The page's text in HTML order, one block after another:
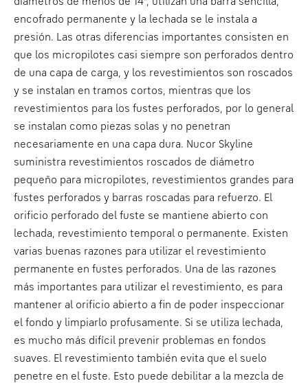
encofrado permanente y la lechada se le instala a
presión. Las otras diferencias importantes consisten en
que los micropilotes casi siempre son perforados dentro
de una capa de carga, y los revestimientos son roscados
y se instalan en tramos cortos, mientras que los
revestimientos para los fustes perforados, por lo general
se instalan como piezas solas y no penetran
necesariamente en una capa dura. Nucor Skyline
suministra revestimientos roscados de diámetro
pequeño para micropilotes, revestimientos grandes para
fustes perforados y barras roscadas para refuerzo. El
orificio perforado del fuste se mantiene abierto con
lechada, revestimiento temporal o permanente. Existen
varias buenas razones para utilizar el revestimiento
permanente en fustes perforados. Una de las razones
más importantes para utilizar el revestimiento, es para
mantener al orificio abierto a fin de poder inspeccionar
el fondo y limpiarlo profusamente. Si se utiliza lechada,
es mucho más difícil prevenir problemas en fondos
suaves. El revestimiento también evita que el suelo
penetre en el fuste. Esto puede debilitar a la mezcla de